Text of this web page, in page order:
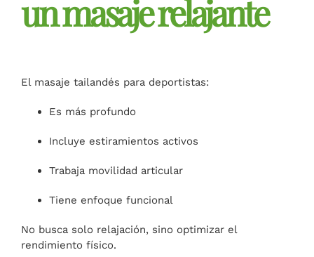
un masaje relajante
El masaje tailandés para deportistas:
Es más profundo
Incluye estiramientos activos
Trabaja movilidad articular
Tiene enfoque funcional
No busca solo relajación, sino optimizar el
rendimiento físico.